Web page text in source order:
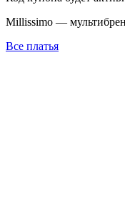
Millissimo —
Все платья